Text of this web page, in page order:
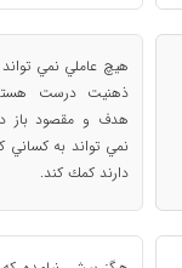
هيچ عاملي نمي تواند
ذهنيت درست
هدف و مقصود باز
نمي تواند به
دارند كمك كند.